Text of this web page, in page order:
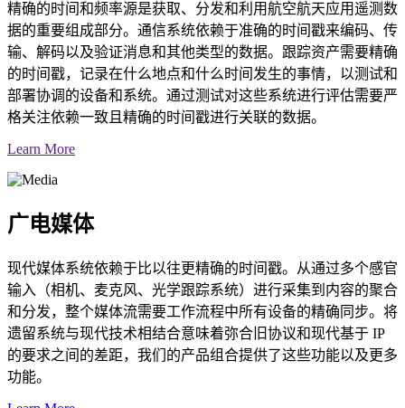
精确的时间和频率源是获取、分发和利用航空航天应用遥测数
据的重要组成部分。通信系统依赖于准确的时间戳来编码、传
输、解码以及验证消息和其他类型的数据。跟踪资产需要精确
的时间戳，记录在什么地点和什么时间发生的事情，以测试和
部署协调的设备和系统。通过测试对这些系统进行评估需要严
格关注依赖一致且精确的时间戳进行关联的数据。
Learn More
广电媒体
现代媒体系统依赖于比以往更精确的时间戳。从通过多个感官
输入（相机、麦克风、光学跟踪系统）进行采集到内容的聚合
和分发，整个媒体流需要工作流程中所有设备的精确同步。将
遗留系统与现代技术相结合意味着弥合旧协议和现代基于 IP
的要求之间的差距，我们的产品组合提供了这些功能以及更多
功能。